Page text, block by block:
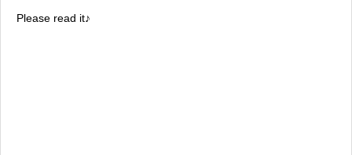
Please read it♪